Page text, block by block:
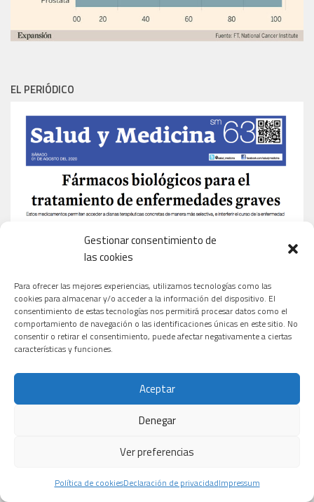
Gestionar consentimiento de
las cookies
Para ofrecer las mejores experiencias, utilizamos tecnologías como las
cookies para almacenar y/o acceder a la información del dispositivo. El
consentimiento de estas tecnologías nos permitirá procesar datos como el
comportamiento de navegación o las identificaciones únicas en este sitio. No
consentir o retirar el consentimiento, puede afectar negativamente a ciertas
características y funciones.
Aceptar
Denegar
Ver preferencias
Política de cookiesDeclaración de privacidadImpressum
EL PERIÓDICO